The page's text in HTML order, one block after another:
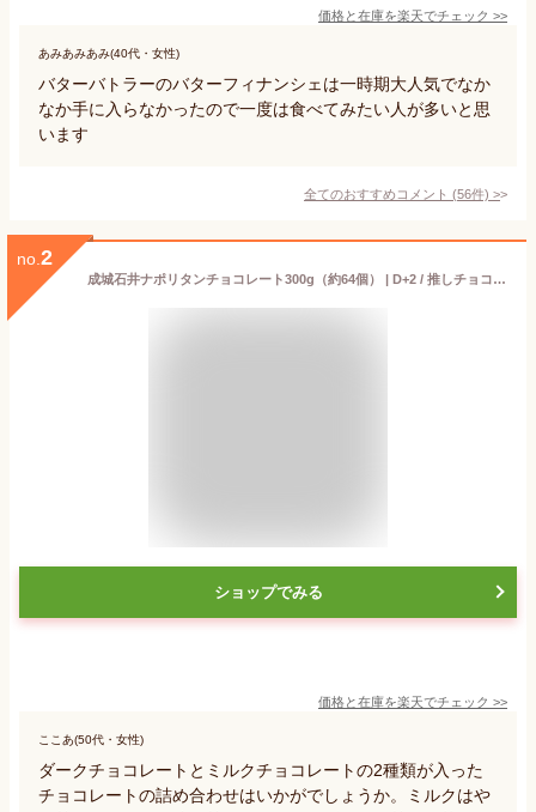
価格と在庫を楽天でチェック >>
あみあみあみ(40代・女性)
バターバトラーのバターフィナンシェは一時期大人気でなか
なか手に入らなかったので一度は食べてみたい人が多いと思
います
全てのおすすめコメント (56件) >
no. 2
成城石井ナポリタンチョコレート300g（約64個） | D+2 / 推しチョコフェア
ショップでみる
価格と在庫を楽天でチェック >>
ここあ(50代・女性)
ダークチョコレートとミルクチョコレートの2種類が入った
チョコレートの詰め合わせはいかがでしょうか。ミルクはや